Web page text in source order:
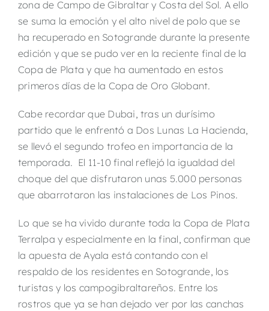
zona de Campo de Gibraltar y Costa del Sol. A ello
se suma la emoción y el alto nivel de polo que se
ha recuperado en Sotogrande durante la presente
edición y que se pudo ver en la reciente final de la
Copa de Plata y que ha aumentado en estos
primeros días de la Copa de Oro Globant.
Cabe recordar que Dubai, tras un durísimo
partido que le enfrentó a Dos Lunas La Hacienda,
se llevó el segundo trofeo en importancia de la
temporada. El 11-10 final reflejó la igualdad del
choque del que disfrutaron unas 5.000 personas
que abarrotaron las instalaciones de Los Pinos.
Lo que se ha vivido durante toda la Copa de Plata
Terralpa y especialmente en la final, confirman que
la apuesta de Ayala está contando con el
respaldo de los residentes en Sotogrande, los
turistas y los campogibraltareños. Entre los
rostros que ya se han dejado ver por las canchas